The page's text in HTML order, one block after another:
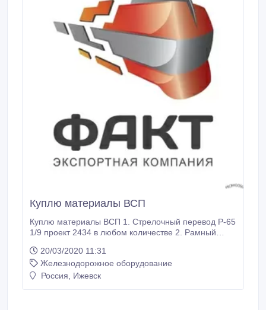
Куплю материалы ВСП
Куплю материалы ВСП 1. Стрелочный перевод Р-65
1/9 проект 2434 в любом количестве 2. Рамный
1/9 проект 2434 4. Накладка 2Р-65 5. Ручной
переводной механизм (флюгарка) 6. Болты
закладные, болты стыковые, шуруп путевой, болты
20/03/2020 11:31
Железнодорожное оборудование
Россия, Ижевск